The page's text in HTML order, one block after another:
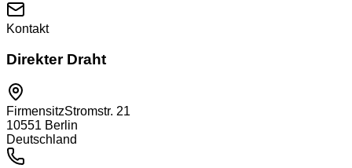
Kontakt
Direkter Draht
FirmensitzStromstr. 21
10551 Berlin
Deutschland